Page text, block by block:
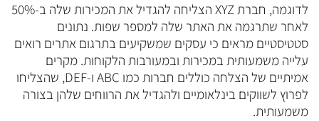
לדוגמה, חברת XYZ הצליחה להגדיל את המכירות שלה ב-50%
לאחר שתרגמה את האתר שלה למספר שפות. נתונים
סטטיסטיים מראים כי עסקים שמשקיעים בתרגום אתרים רואים
עלייה משמעותית במכירות ובמעורבות הלקוחות. מקרים
אמיתיים של הצלחה כוללים חברות כמו ABC ו-DEF, שהצליחו
לפרוץ לשווקים בינלאומיים ולהגדיל את הרווחים שלהן בצורה
משמעותית.